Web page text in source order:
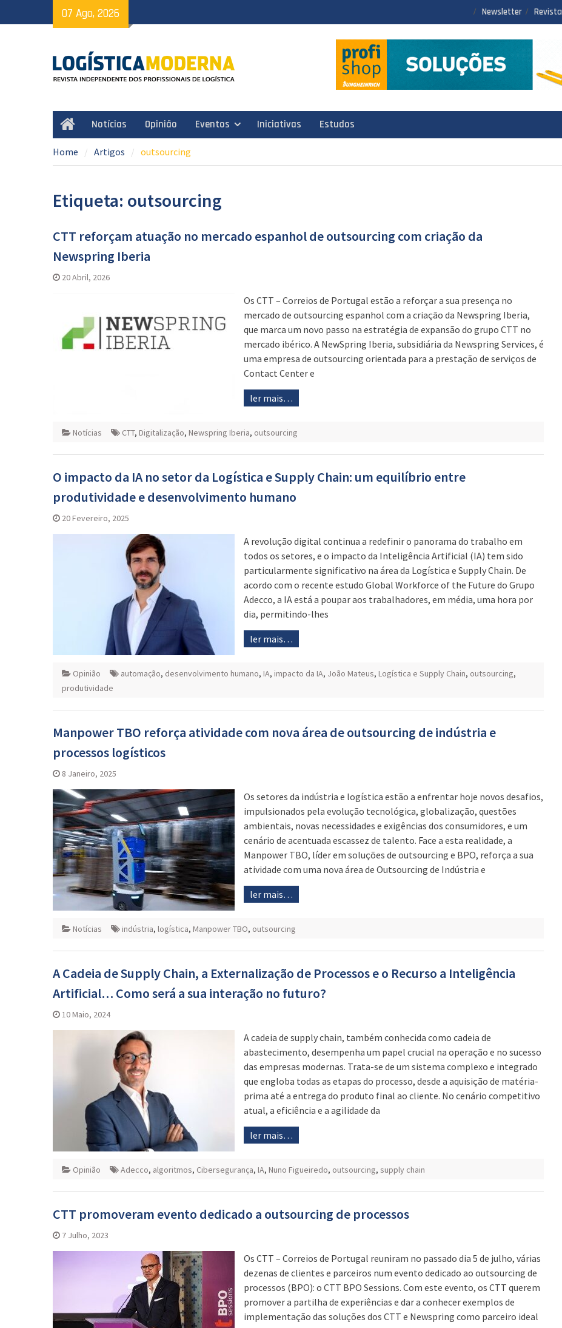
to
07 Ago, 2026 Newsletter Revista
HomeNotícias Opinião Eventos Iniciativas Estudos
Home Artigos outsourcing
Etiqueta: outsourcing
CTT reforçam atuação no mercado espanhol de outsourcing com criação da
Newspring Iberia
20 Abril, 2026
Os CTT – Correios de Portugal estão a reforçar a sua presença no
mercado de outsourcing espanhol com a criação da Newspring Iberia,
que marca um novo passo na estratégia de expansão do grupo CTT no
mercado ibérico. A NewSpring Iberia, subsidiária da Newspring Services, é
uma empresa de outsourcing orientada para a prestação de serviços de
Contact Center e
ler mais…
Notícias CTT, Digitalização, Newspring Iberia, outsourcing
O impacto da IA no setor da Logística e Supply Chain: um equilíbrio entre
produtividade e desenvolvimento humano
20 Fevereiro, 2025
A revolução digital continua a redefinir o panorama do trabalho em
todos os setores, e o impacto da Inteligência Artificial (IA) tem sido
particularmente significativo na área da Logística e Supply Chain. De
acordo com o recente estudo Global Workforce of the Future do Grupo
Adecco, a IA está a poupar aos trabalhadores, em média, uma hora por
dia, permitindo-lhes
ler mais…
Opinião automação, desenvolvimento humano, IA, impacto da IA, João Mateus, Logística e Supply Chain, outsourcing,
produtividade
Manpower TBO reforça atividade com nova área de outsourcing de indústria e
processos logísticos
8 Janeiro, 2025
Os setores da indústria e logística estão a enfrentar hoje novos desafios,
impulsionados pela evolução tecnológica, globalização, questões
ambientais, novas necessidades e exigências dos consumidores, e um
cenário de acentuada escassez de talento. Face a esta realidade, a
Manpower TBO, líder em soluções de outsourcing e BPO, reforça a sua
atividade com uma nova área de Outsourcing de Indústria e
ler mais…
Notícias indústria, logística, Manpower TBO, outsourcing
A Cadeia de Supply Chain, a Externalização de Processos e o Recurso a Inteligência
Artificial… Como será a sua interação no futuro?
10 Maio, 2024
A cadeia de supply chain, também conhecida como cadeia de
abastecimento, desempenha um papel crucial na operação e no sucesso
das empresas modernas. Trata-se de um sistema complexo e integrado
que engloba todas as etapas do processo, desde a aquisição de matéria-
prima até a entrega do produto final ao cliente. No cenário competitivo
atual, a eficiência e a agilidade da
ler mais…
Opinião Adecco, algoritmos, Cibersegurança, IA, Nuno Figueiredo, outsourcing, supply chain
CTT promoveram evento dedicado a outsourcing de processos
7 Julho, 2023
Os CTT – Correios de Portugal reuniram no passado dia 5 de julho, várias
dezenas de clientes e parceiros num evento dedicado ao outsourcing de
processos (BPO): o CTT BPO Sessions. Com este evento, os CTT querem
promover a partilha de experiências e dar a conhecer exemplos de
implementação das soluções dos CTT e Newspring como parceiro ideal